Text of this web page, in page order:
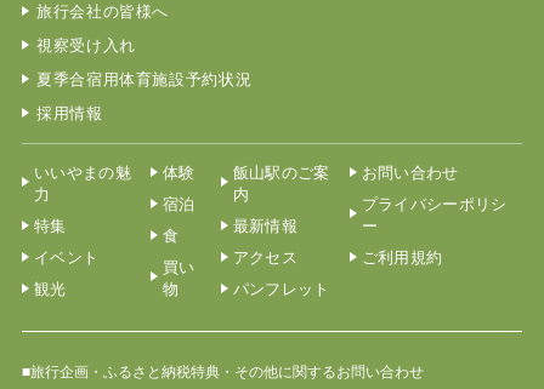
旅行会社の皆様へ
視察受け入れ
夏季合宿用体育施設予約状況
採用情報
いいやまの魅
力
特集
イベント
観光
体験
宿泊
食
買い
物
飯山駅のご案
内
最新情報
アクセス
パンフレット
お問い合わせ
プライバシーポリシ
ー
ご利用規約
■旅行企画・ふるさと納税特典・その他に関するお問い合わせ